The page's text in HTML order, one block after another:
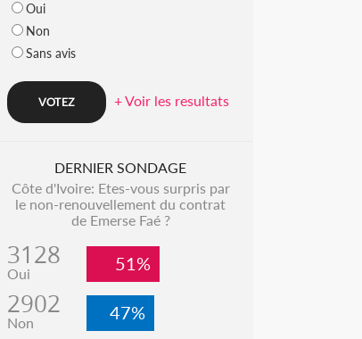
Oui
Non
Sans avis
+ Voir les resultats
DERNIER SONDAGE
Côte d'Ivoire: Etes-vous surpris par
le non-renouvellement du contrat
de Emerse Faé ?
3128
Oui 51%
2902
Non 47%